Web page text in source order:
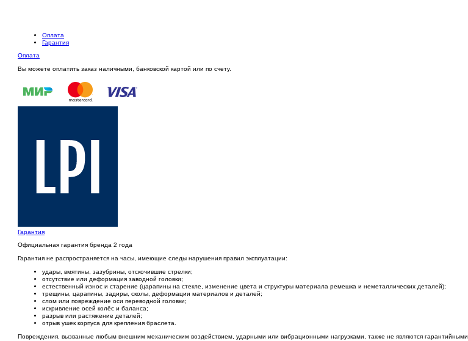
Оплата
Гарантия
Оплата
Вы можете оплатить заказ наличными, банковской картой или по счету.
Гарантия
Официальная гарантия бренда 2 года
Гарантия не распространяется на часы, имеющие следы нарушения правил эксплуатации:
удары, вмятины, зазубрины, отскочившие стрелки;
отсутствие или деформация заводной головки;
естественный износ и старение (царапины на стекле, изменение цвета и структуры материала ремешка и неметаллических деталей);
трещины, царапины, задиры, сколы, деформации материалов и деталей;
слом или повреждение оси переводной головки;
искривление осей колёс и баланса;
разрыв или растяжение деталей;
отрыв ушек корпуса для крепления браслета.
Повреждения, вызванные любым внешним механическим воздействием, ударными или вибрационными нагрузками, также не являются гарантийными.